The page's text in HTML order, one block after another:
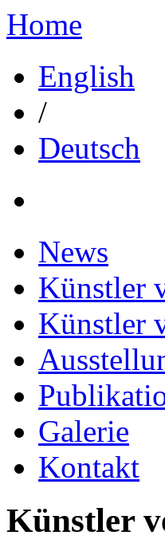
Home
English
/
Deutsch
News
Künstler
Künstler
Galerie
Kontakt
Künstler